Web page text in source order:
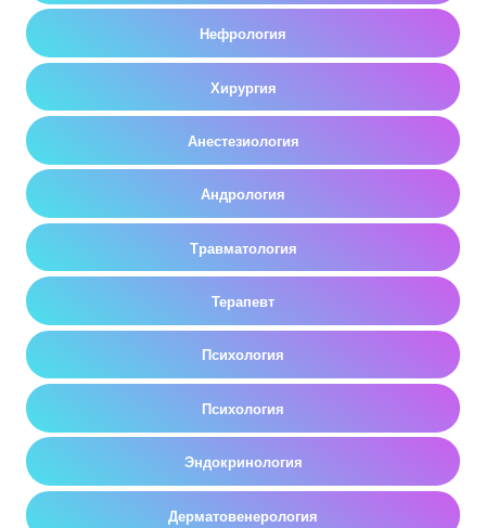
Нефрология
Хирургия
Анестезиология
Андрология
Травматология
Терапевт
Психология
Психология
Эндокринология
Дерматовенерология